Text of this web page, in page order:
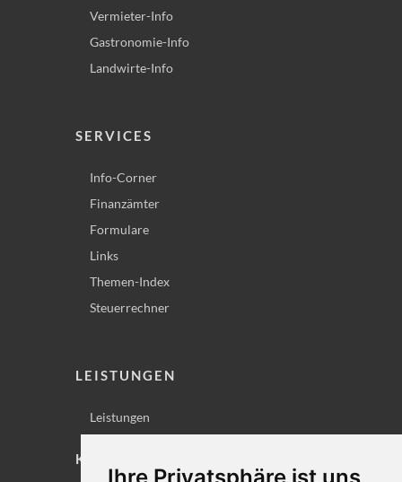
Vermieter-Info
Gastronomie-Info
Landwirte-Info
SERVICES
Info-Corner
Finanzämter
Formulare
Links
Themen-Index
Steuerrechner
LEISTUNGEN
Leistungen
KONTAKT